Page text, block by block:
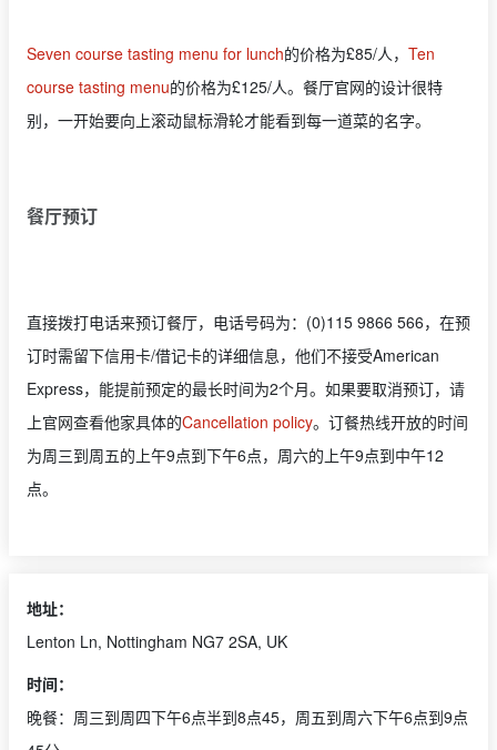
Seven course tasting menu for lunch的价格为£85/人， Ten
course tasting menu的价格为£125/人。餐厅官网的设计很特
别，一开始要向上滚动鼠标滑轮才能看到每一道菜的名字。
餐厅预订
直接拨打电话来预订餐厅，电话号码为：(0)115 9866 566，在预
订时需留下信用卡/借记卡的详细信息，他们不接受American
Express，能提前预定的最长时间为2个月。如果要取消预订，请
上官网查看他家具体的Cancellation policy。订餐热线开放的时间
为周三到周五的上午9点到下午6点，周六的上午9点到中午12
点。
地址：
Lenton Ln, Nottingham NG7 2SA, UK
时间：
晚餐：周三到周四下午6点半到8点45，周五到周六下午6点到9点